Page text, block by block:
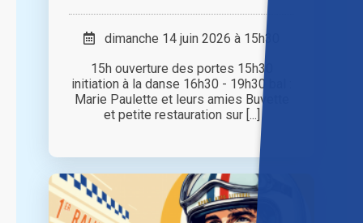
dimanche 14 juin 2026 à 15h30
15h ouverture des portes 15h30
initiation à la danse 16h30 - 19h30 bal :
Marie Paulette et leurs amies Buvette
et petite restauration sur [...]